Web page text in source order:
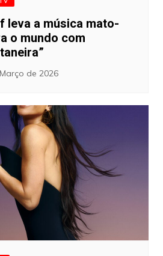
leva a música mato-
o mundo com
de 2026